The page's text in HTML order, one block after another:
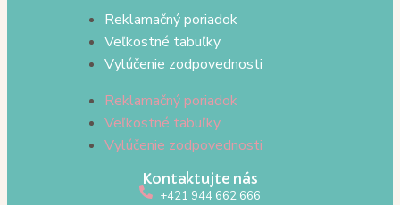
Reklamačný poriadok
Veľkostné tabuľky
Vylúčenie zodpovednosti
Reklamačný poriadok
Veľkostné tabuľky
Vylúčenie zodpovednosti
Kontaktujte nás
+421 944 662 666